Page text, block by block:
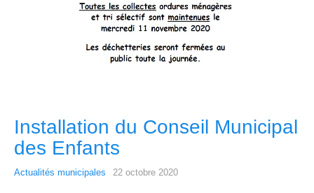
Installation du Conseil Municipal
des Enfants
Actualités municipales 22 octobre 2020